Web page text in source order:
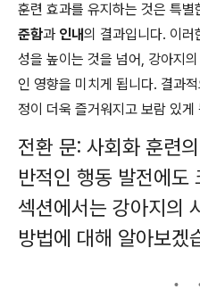
훈련 효과를 유지하는 것은 특
준함과 인내의 결과입니다. 이러
성을 높이는 것을 넘어, 강아지
인 영향을 미치게 됩니다. 결과
정이 더욱 즐거워지고 보람 있게
전환 문: 사회화 훈련
반적인 행동 발전에도
섹션에서는 강아지의
방법에 대해 알아보겠